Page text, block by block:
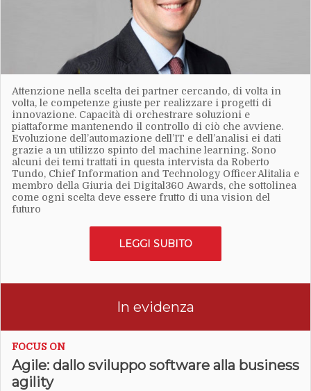
Attenzione nella scelta dei partner cercando, di volta in
volta, le competenze giuste per realizzare i progetti di
innovazione. Capacità di orchestrare soluzioni e
piattaforme mantenendo il controllo di ciò che avviene.
Evoluzione dell’automazione dell’IT e dell’analisi ei dati
grazie a un utilizzo spinto del machine learning. Sono
alcuni dei temi trattati in questa intervista da Roberto
Tundo, Chief Information and Technology Officer Alitalia e
membro della Giuria dei Digital360 Awards, che sottolinea
come ogni scelta deve essere frutto di una vision del
futuro
LEGGI SUBITO
In evidenza
FOCUS ON
Agile: dallo sviluppo software alla business
agility